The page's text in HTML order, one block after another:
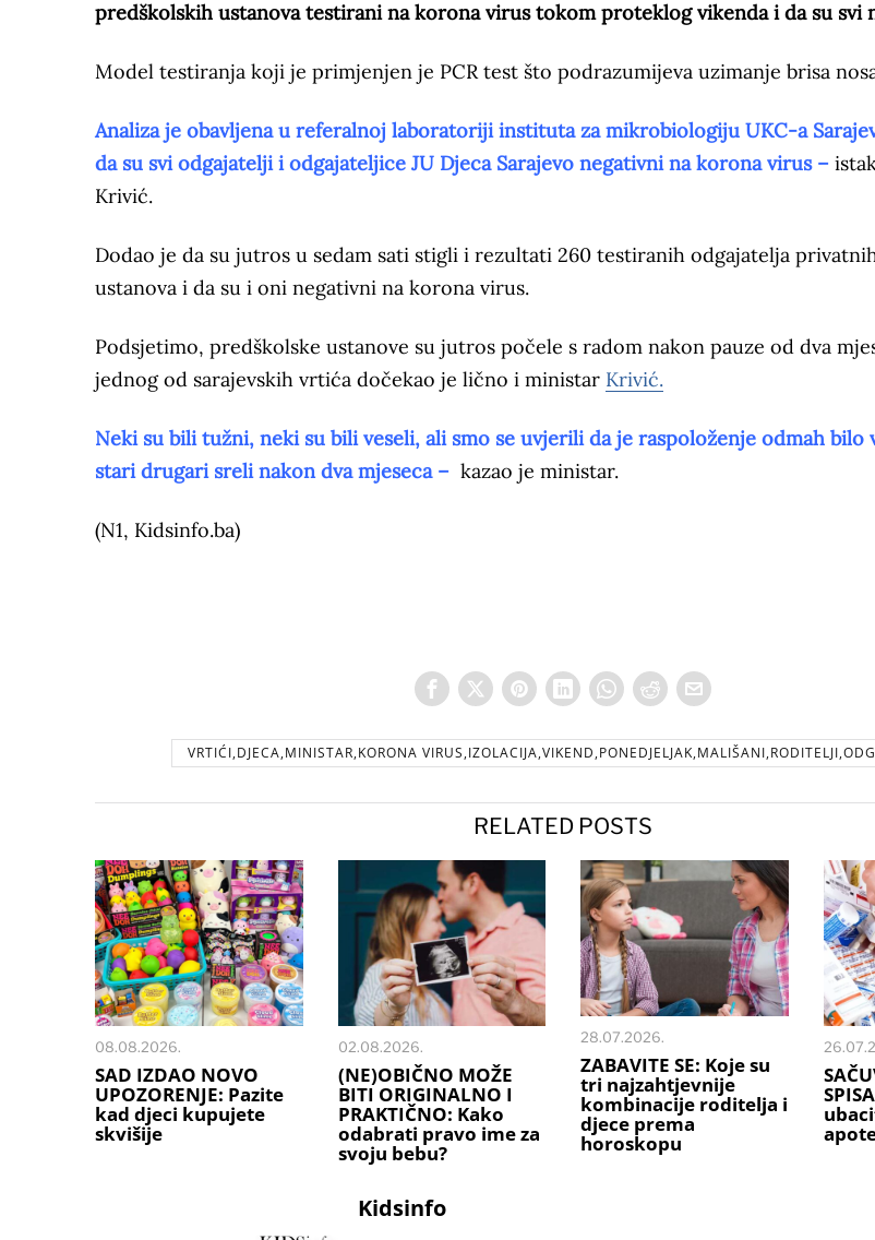
predškolskih ustanova testirani na korona virus tokom proteklog vikenda i da su svi
Model testiranja koji je primjenjen je PCR test što podrazumijeva uzimanje brisa
Analiza je obavljena u referalnoj laboratoriji instituta za mikrobiologiju UKC-a
da su svi odgajatelji i odgajateljice JU Djeca Sarajevo negativni na korona virus –
Krivić.
Dodao je da su jutros u sedam sati stigli i rezultati 260 testiranih odgajatelja
ustanova i da su i oni negativni na korona virus.
Podsjetimo, predškolske ustanove su jutros počele s radom nakon pauze od dva
jednog od sarajevskih vrtića dočekao je lično i ministar Krivić.
Neki su bili tužni, neki su bili veseli, ali smo se uvjerili da je raspoloženje odmah bilo
stari drugari sreli nakon dva mjeseca – kazao je ministar.
(N1, Kidsinfo.ba)
VRTIĆI,DJECA,MINISTAR,KORONA
RELATED POSTS
08.08.2026.
SAD IZDAO NOVO
UPOZORENJE: Pazite
kad djeci kupujete
skvišije
02.08.2026.
(NE)OBIČNO MOŽE
BITI ORIGINALNO I
PRAKTIČNO: Kako
odabrati pravo ime za
svoju bebu?
28.07.2026.
ZABAVITE SE: Koje su
tri najzahtjevnije
kombinacije roditelja i
djece prema
horoskopu
Kidsinfo